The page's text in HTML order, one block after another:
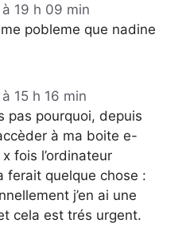
19 h 09 min
pobleme que nadine
15 h 16 min
pas pourquoi, depuis
à ma boite e-
fois l’ordinateur
ferait quelque chose :
j’en ai une
cela est trés urgent.